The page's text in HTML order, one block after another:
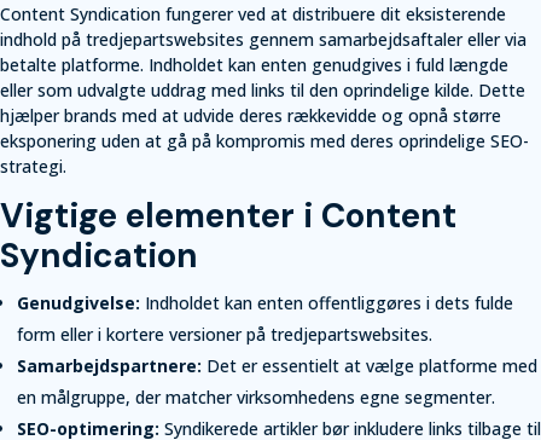
Content Syndication fungerer ved at distribuere dit eksisterende
indhold på tredjepartswebsites gennem samarbejdsaftaler eller via
betalte platforme. Indholdet kan enten genudgives i fuld længde
eller som udvalgte uddrag med links til den oprindelige kilde. Dette
hjælper brands med at udvide deres rækkevidde og opnå større
eksponering uden at gå på kompromis med deres oprindelige SEO-
strategi.
Vigtige elementer i Content
Syndication
Genudgivelse: Indholdet kan enten offentliggøres i dets fulde
form eller i kortere versioner på tredjepartswebsites.
Samarbejdspartnere: Det er essentielt at vælge platforme med
en målgruppe, der matcher virksomhedens egne segmenter.
SEO-optimering: Syndikerede artikler bør inkludere links tilbage til